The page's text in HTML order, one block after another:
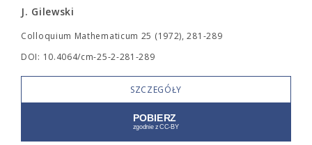
J. Gilewski
Colloquium Mathematicum 25 (1972), 281-289
DOI: 10.4064/cm-25-2-281-289
SZCZEGÓŁY